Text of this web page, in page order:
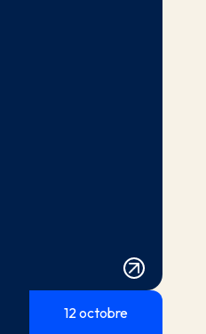
12 octobre